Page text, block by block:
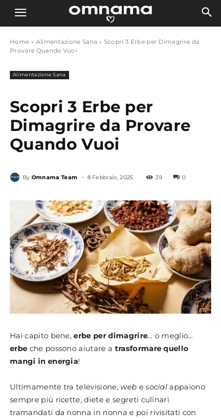
Home Alimentazione Sana
Scopri 3 Erbe per Dimagrire da
Provare Quando Vuoi
Alimentazione Sana
Scopri 3 Erbe per
Dimagrire da Provare
Quando Vuoi
By Omnama Team - 8 Febbraio, 2025 39 0
Hai capito bene,erbe per dimagrire… o meglio…
erbe che possono aiutare a trasformare quello
mangi in energia!
Ultimamente tra televisione, web esocial appaiono
sempre più ricette, diete e segreti culinari
tramandati da nonna in nonna e poi rivisitati con